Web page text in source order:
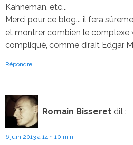
Kahneman, etc...
Merci pour ce blog... il fera
et montrer combien le complexe
compliqué, comme dirait Edgar
Répondre
Romain Bisseret dit :
6 juin 2013 à 14 h 10 min